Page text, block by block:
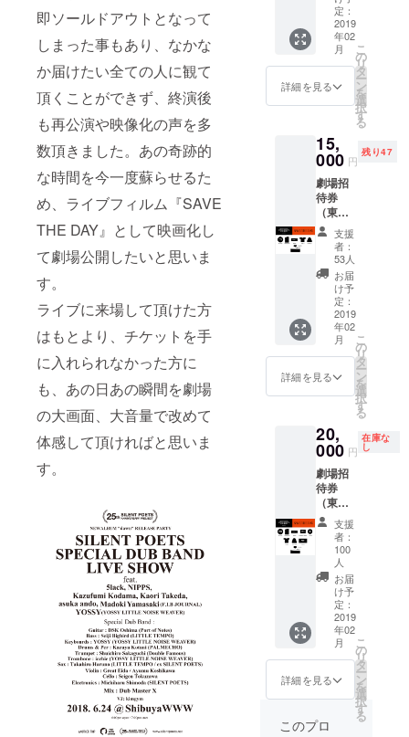
即ソールドアウトとなって
しまった事もあり、なかな
か届けたい全ての人に観て
頂くことができず、終演後
も再公演や映像化の声を多
数頂きました。あの奇跡的
な時間を今一度蘇らせるた
め、ライブフィルム『SAVE
THE DAY』として映画化し
て劇場公開したいと思いま
す。
ライブに来場して頂けた方
はもとより、チケットを手
に入れられなかった方に
も、あの日あの瞬間を劇場
の大画面、大音量で改めて
体感して頂ければと思いま
す。
ルーレ
イ＋ラ
イブパ
ンフ
レット
スタジ
オ録音
「SAVE
DAY
feat.
Kaori
Takeda
」アナ
ログ7イ
ンチ ラ
イブ音
源カ
セット
テープ
（60分
予定）
ボック
スセッ
ト仕様
（送料
定：
2019
年02
月
詳細を見る
こ
の
リ
タ
ー
ン
を
選
択
す
る
15,
000 円
残り47
劇場招
待券
（東京
か大阪
をお選
びいた
だきま
す） ブ
ルーレ
イ＋ラ
イブパ
ンフ
レット
SAVE
THE
DAYオ
ルTシャ
ツ
SAVE
THE
DAYオ
リジナ
ルニッ
キャッ
プ ボッ
クス
セット
仕様
（送料
込）
支援
者：
53人
お届
け予
定：
2019
年02
月
詳細を見る
こ
の
リ
タ
ー
ン
を
選
択
す
る
20,
000 円
在庫な
し
劇場招
待券
（東京
か大阪
をお選
びいた
だきま
す） ブ
ルーレ
イ＋ラ
イブパ
ンフ
レット
スタジ
オ録音
「SAVE
DAY
支援
者：
100
人
お届
け予
定：
2019
年02
月
詳細を見る
こ
の
リ
タ
ー
ン
を
選
択
す
る
このプロ